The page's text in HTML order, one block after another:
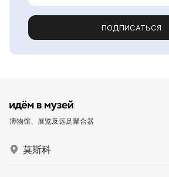
ПОДПИСАТЬСЯ
博物馆、展览及远足聚合器
莫斯科